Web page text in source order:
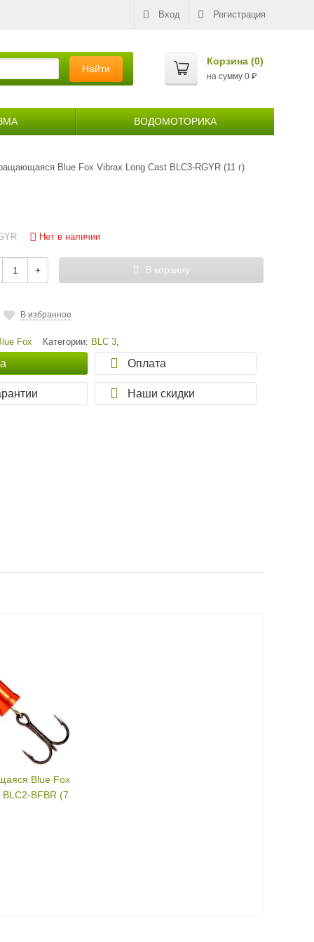
Вход Регистрация
Найти
Корзина (0)
на сумму 0 ₽
ВОДОМОТОРИКА
Blue Fox Vibrax Long Cast BLC3-RGYR (11 г)
Нет в наличии
+ В корзину
В избранное
Fox Категории: BLC 3,
Оплата
Наши скидки
Blue Fox
BFBR (7